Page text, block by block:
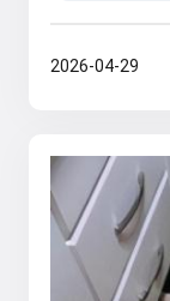
2026-04-29